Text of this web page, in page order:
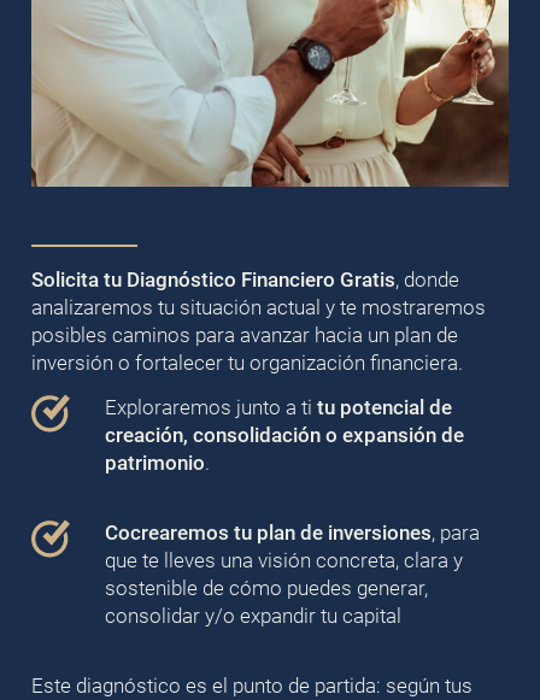
Solicita tu Diagnóstico Financiero Gratis, donde
analizaremos tu situación actual y te mostraremos
posibles caminos para avanzar hacia un plan de
inversión o fortalecer tu organización financiera.
Exploraremos junto a ti tu potencial de
creación, consolidación o expansión de
patrimonio.
Cocrearemos tu plan de inversiones, para
que te lleves una visión concreta, clara y
sostenible de cómo puedes generar,
consolidar y/o expandir tu capital
Este diagnóstico es el punto de partida: según tus